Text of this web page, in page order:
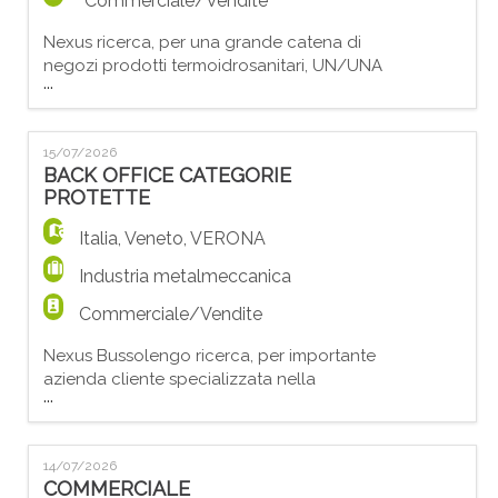
Nexus ricerca, per una grande catena di
negozi prodotti termoidrosanitari, UN/UNA
COMMERCIALE settore IDRAULICO. Le
principali responsabilità sono: - Presentare
e promuovere in modo efficace i prodotti
dell'azienda a clienti già acquisiti ; -
Acquisire nuovi clienti nel settore di
riferimento; - Gestire e sviluppare i
rapporti con i clienti;
...
15/07/2026
BACK OFFICE CATEGORIE
PROTETTE
Italia,Veneto,VERONA
Industria metalmeccanica
Commerciale/Vendite
Nexus Bussolengo ricerca, per importante
azienda cliente specializzata nella
produzione di tubi di ferro, un/a
IMPIEGATO/A BACK OFFICE COMMERCIALE
– Categorie Protette (L. 68/99). La risorsa
si occuperà di: - Gestione delle trattative
...
14/07/2026
COMMERCIALE